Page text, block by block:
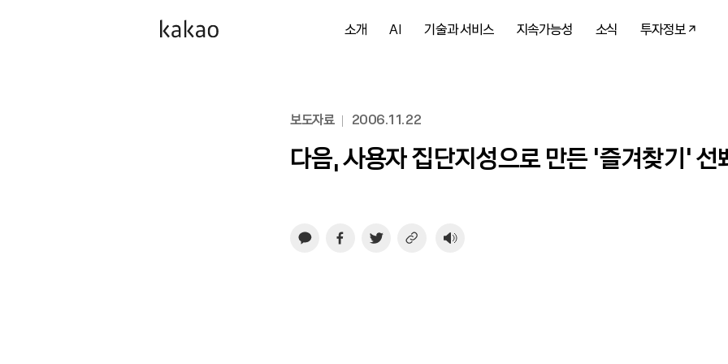
소개 AI 기술과 서비스 지속가능성 소식 투자정보
보도자료 2006.11.22
다음, 사용자 집단지성으로 만든 ‘즐겨찾기’ 선